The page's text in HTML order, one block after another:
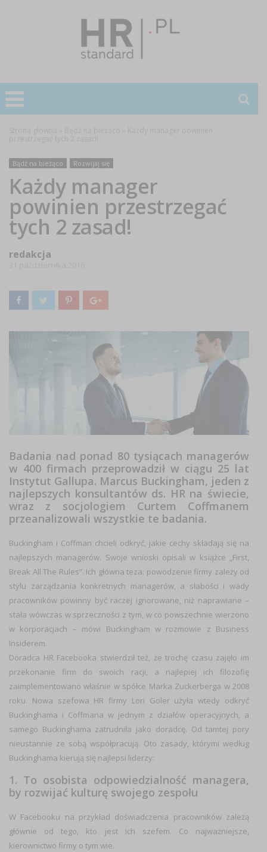
Bądź na bieżąco Rozwijaj się
Każdy manager
powinien przestrzegać
tych 2 zasad!
redakcja
Badania nad ponad 80 tysiącach managerów
w 400 firmach przeprowadził w ciągu 25 lat
Instytut Gallupa. Marcus Buckingham, jeden z
najlepszych konsultantów ds. HR na świecie,
wraz z socjologiem Curtem Coffmanem
przeanalizowali wszystkie te badania.
Buckingham i Coffman chcieli odkryć, jakie cechy składają się na
najlepszych managerów. Swoje wnioski opisali w książce „First,
Break All The Rules”. Ich główna teza: powodzenie firmy zależy od
stylu zarządzania konkretnych managerów, a słabości i wady
pracowników powinny być raczej ignorowane, niż naprawiane –
stała wówczas w sprzeczności z tym, w co powszechnie wierzono
w korporacjach – mówi Buckingham w rozmowie z Business
Insiderem.
Doradca HR Facebooka stwierdził też, że trochę czasu zajęło im
przekonanie firm do swoich racji, a najlepiej ich filozofię
zaimplementowano właśnie w spółce Marka Zuckerberga w 2008
roku. Nowa szefowa HR firmy Lori Goler użyła wtedy odkryć
Buckinghama i Coffmana w jednym z działów operacyjnych, a
samego Buckinghama zatrudniła jako doradcę. Od tamtej pory
nieustannie ze sobą współpracują. Oto zasady, którymi według
Buckinghama kierują się najlepsi liderzy:
1. To osobista odpowiedzialność managera,
by rozwijać kulturę swojego zespołu
W Facebooku na przykład doświadczenia pracowników zależą
głównie od tego, kto jest ich szefem. Co najważniejsze,
kierownictwo firmy o tym wie.